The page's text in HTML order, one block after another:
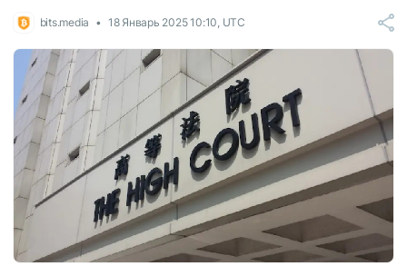
bits.media 18 Январь 2025 10:10, UTC